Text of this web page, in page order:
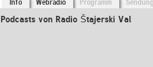
Info Webradio Programm
Podcasts von Radio Štajerski Val